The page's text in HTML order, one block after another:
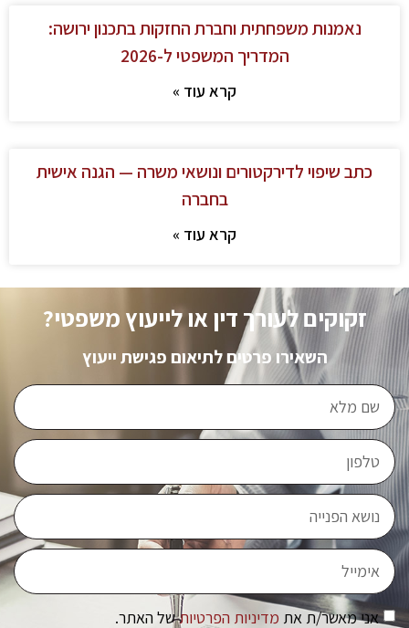
נאמנות משפחתית וחברת החזקות בתכנון ירושה:
המדריך המשפטי ל-2026
קרא עוד »
כתב שיפוי לדירקטורים ונושאי משרה — הגנה אישית
בחברה
קרא עוד »
זקוקים לעורך דין או לייעוץ משפטי?
השאירו פרטים לתיאום פגישת ייעוץ
אני מאשר/ת את מדיניות הפרטיותשל האתר.